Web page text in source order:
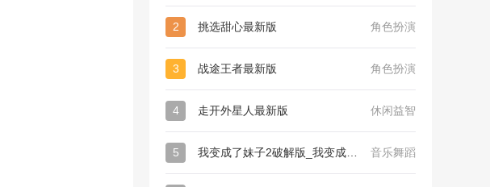
2 挑选甜心最新版 角色扮演
3 战途王者最新版 角色扮演
4 走开外星人最新版 休闲益智
5 音乐舞蹈